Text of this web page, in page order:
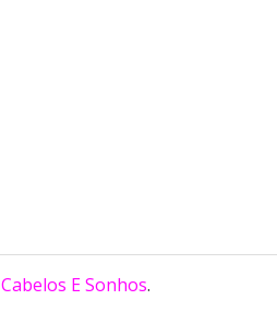
Cabelos E Sonhos.